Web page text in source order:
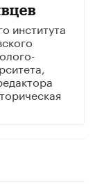
института